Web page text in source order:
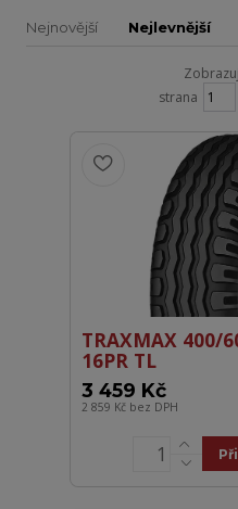
Nejnovější Nejlevnější
strana
TRAXMAX 400/
16PR TL
3 459 Kč
2 859 Kč bez DPH